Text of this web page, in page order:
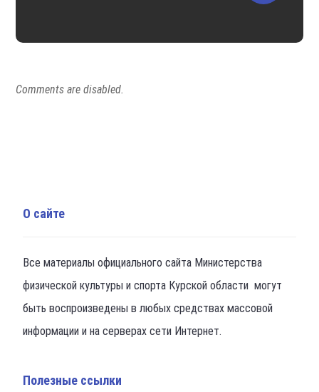
Comments are disabled.
О сайте
Все материалы официального сайта Министерства
физической культуры и спорта Курской области могут
быть воспроизведены в любых средствах массовой
информации и на серверах сети Интернет.
Полезные ссылки